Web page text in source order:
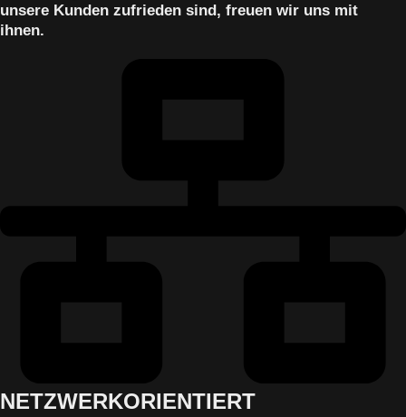
unsere Kunden zufrieden sind, freuen wir uns mit
ihnen.
NETZWERKORIENTIERT